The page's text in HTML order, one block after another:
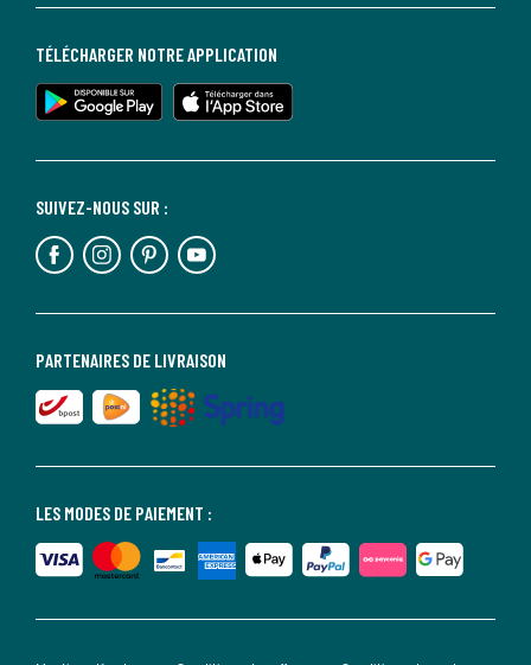
LES MODES DE PAIEMENT :
PARTENAIRES DE LIVRAISON
SUIVEZ-NOUS SUR :
TÉLÉCHARGER NOTRE APPLICATION